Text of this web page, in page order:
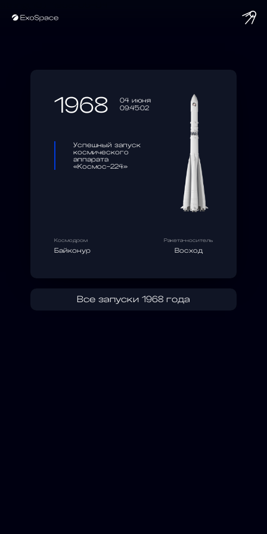
1968
04 июня
09:45:02
Успешный запуск
космического
аппарата
«Космос-224»
Космодром
Байконур
Ракета-носитель
Восход
Все запуски 1968 года